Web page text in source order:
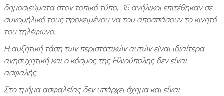
δημοσιεύματα στον τοπικό τύπο, 15 ανήλικοι επιτέθηκαν σε
συνομήλικό τους προκειμένου να του αποσπάσουν το κινητό
του τηλέφωνο.
Η αυξητική τάση των περιστατικών αυτών είναι ιδιαίτερα
ανησυχητική και ο κόσμος της Ηλιούπολης δεν είναι
ασφαλής.
Στο τμήμα ασφαλείας δεν υπάρχει όχημα και είναι